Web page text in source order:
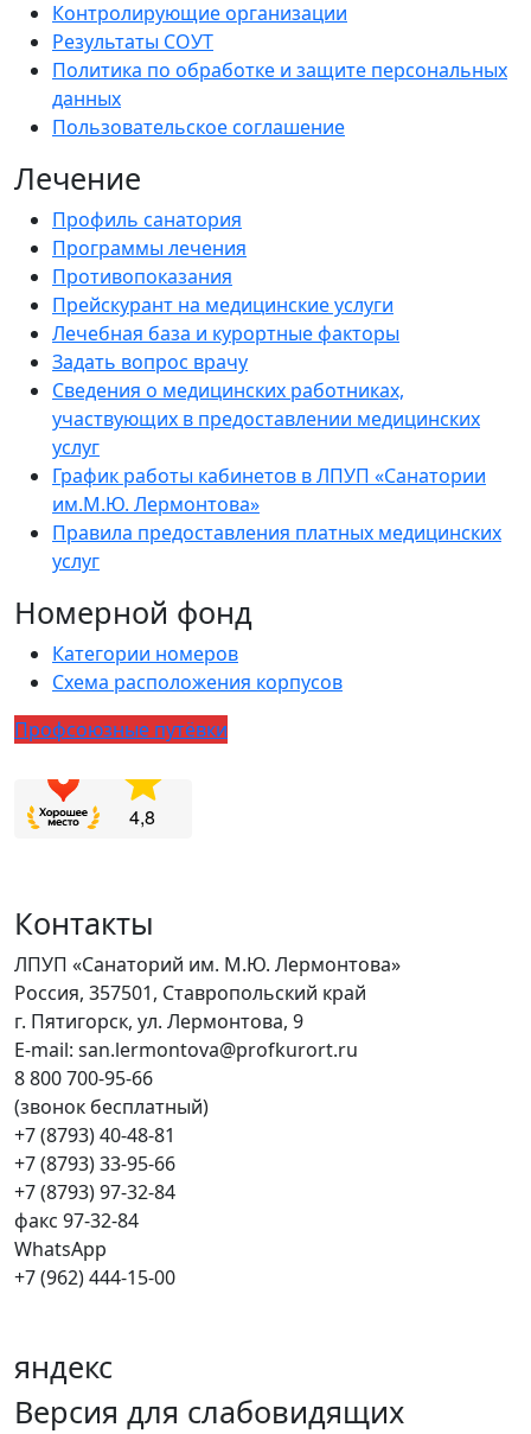
Контролирующие организации
Результаты СОУТ
Политика по обработке и защите персональных
данных
Пользовательское соглашение
Лечение
Профиль санатория
Программы лечения
Противопоказания
Прейскурант на медицинские услуги
Лечебная база и курортные факторы
Задать вопрос врачу
Сведения о медицинских работниках,
участвующих в предоставлении медицинских
услуг
График работы кабинетов в ЛПУП «Санатории
им.М.Ю. Лермонтова»
Правила предоставления платных медицинских
услуг
Номерной фонд
Категории номеров
Схема расположения корпусов
Профсоюзные путёвки
Контакты
ЛПУП «Санаторий им. М.Ю. Лермонтова»
Россия, 357501, Ставропольский край
г. Пятигорск, ул. Лермонтова, 9
E-mail: san.lermontova@profkurort.ru
8 800 700-95-66
(звонок бесплатный)
+7 (8793) 40-48-81
+7 (8793) 33-95-66
+7 (8793) 97-32-84
факс 97-32-84
WhatsApp
+7 (962) 444-15-00
яндекс
Версия для слабовидящих